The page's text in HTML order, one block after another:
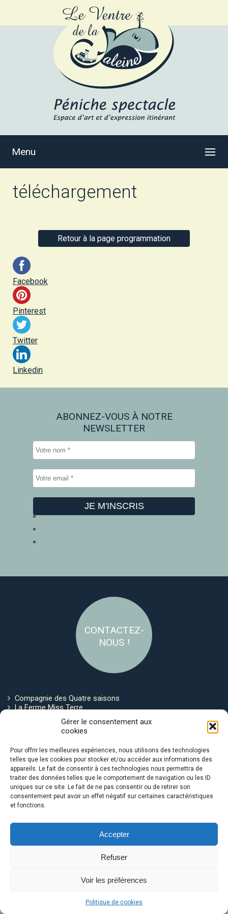
Gérer le consentement aux
cookies
Pour offrir les meilleures expériences, nous utilisons des technologies
telles que les cookies pour stocker et/ou accéder aux informations des
appareils. Le fait de consentir à ces technologies nous permettra de
traiter des données telles que le comportement de navigation ou les ID
uniques sur ce site. Le fait de ne pas consentir ou de retirer son
consentement peut avoir un effet négatif sur certaines caractéristiques
et fonctions.
Accepter
Refuser
Voir les préférences
Politique de cookies
Menu
téléchargement
Retour à la page programmation
Facebook
Pinterest
Twitter
Linkedin
ABONNEZ-VOUS À NOTRE
NEWSLETTER
CONTACTEZ-
NOUS !
Compagnie des Quatre saisons
La Ferme Miss Terre
Politique de cookies
Avec le soutien de :
Le Ventre de la Baleine © 2026